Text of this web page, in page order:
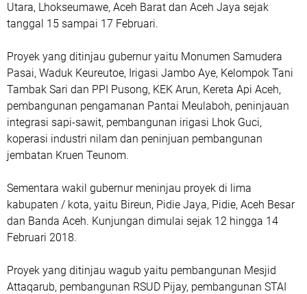
Utara, Lhokseumawe, Aceh Barat dan Aceh Jaya sejak
tanggal 15 sampai 17 Februari.
Proyek yang ditinjau gubernur yaitu Monumen Samudera
Pasai, Waduk Keureutoe, Irigasi Jambo Aye, Kelompok Tani
Tambak Sari dan PPI Pusong, KEK Arun, Kereta Api Aceh,
pembangunan pengamanan Pantai Meulaboh, peninjauan
integrasi sapi-sawit, pembangunan irigasi Lhok Guci,
koperasi industri nilam dan peninjuan pembangunan
jembatan Kruen Teunom.
Sementara wakil gubernur meninjau proyek di lima
kabupaten / kota, yaitu Bireun, Pidie Jaya, Pidie, Aceh Besar
dan Banda Aceh. Kunjungan dimulai sejak 12 hingga 14
Februari 2018.
Proyek yang ditinjau wagub yaitu pembangunan Mesjid
Attaqarub, pembangunan RSUD Pijay, pembangunan STAI